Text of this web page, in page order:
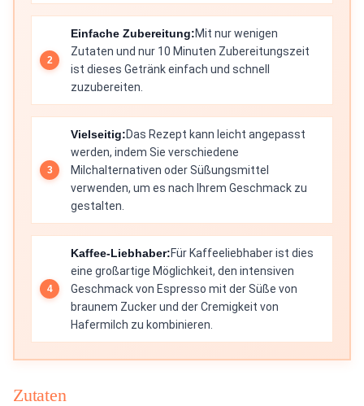
Einfache Zubereitung:Mit nur wenigen
Zutaten und nur 10 Minuten Zubereitungszeit
ist dieses Getränk einfach und schnell
zuzubereiten.
Vielseitig:Das Rezept kann leicht angepasst
werden, indem Sie verschiedene
Milchalternativen oder Süßungsmittel
verwenden, um es nach Ihrem Geschmack zu
gestalten.
Kaffee-Liebhaber:Für Kaffeeliebhaber ist dies
eine großartige Möglichkeit, den intensiven
Geschmack von Espresso mit der Süße von
braunem Zucker und der Cremigkeit von
Hafermilch zu kombinieren.
Zutaten